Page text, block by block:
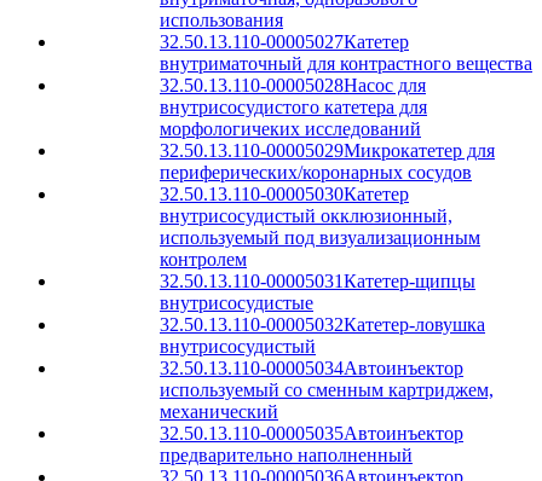
использования
32.50.13.110-00005027Катетер
внутриматочный для контрастного вещества
32.50.13.110-00005028Насос для
внутрисосудистого катетера для
морфологичеких исследований
32.50.13.110-00005029Микрокатетер для
периферических/коронарных сосудов
32.50.13.110-00005030Катетер
внутрисосудистый окклюзионный,
используемый под визуализационным
контролем
32.50.13.110-00005031Катетер-щипцы
внутрисосудистые
32.50.13.110-00005032Катетер-ловушка
внутрисосудистый
32.50.13.110-00005034Автоинъектор
используемый со сменным картриджем,
механический
32.50.13.110-00005035Автоинъектор
предварительно наполненный